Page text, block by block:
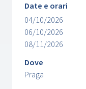
Date e orari
04/10/2026
06/10/2026
08/11/2026
Dove
Praga